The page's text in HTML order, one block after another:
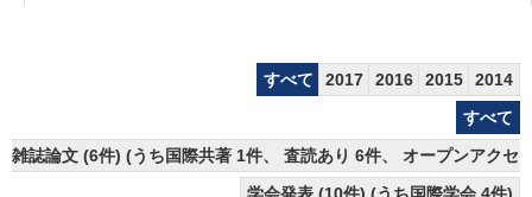
すべて 2017 2016 2015
2014
すべて
雑誌論文 (6件) (うち国際共著 1件、 査読あり 6件、 オープンアクセ